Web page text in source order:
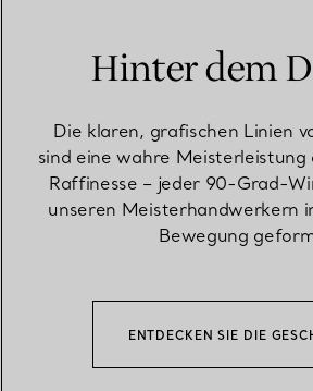
Hinter dem
Die klaren, grafischen Linien
sind eine wahre Meisterleistung
Raffinesse – jeder 90-Grad-
unseren Meisterhandwerkern
Bewegung
ENTDECKEN SIE DIE